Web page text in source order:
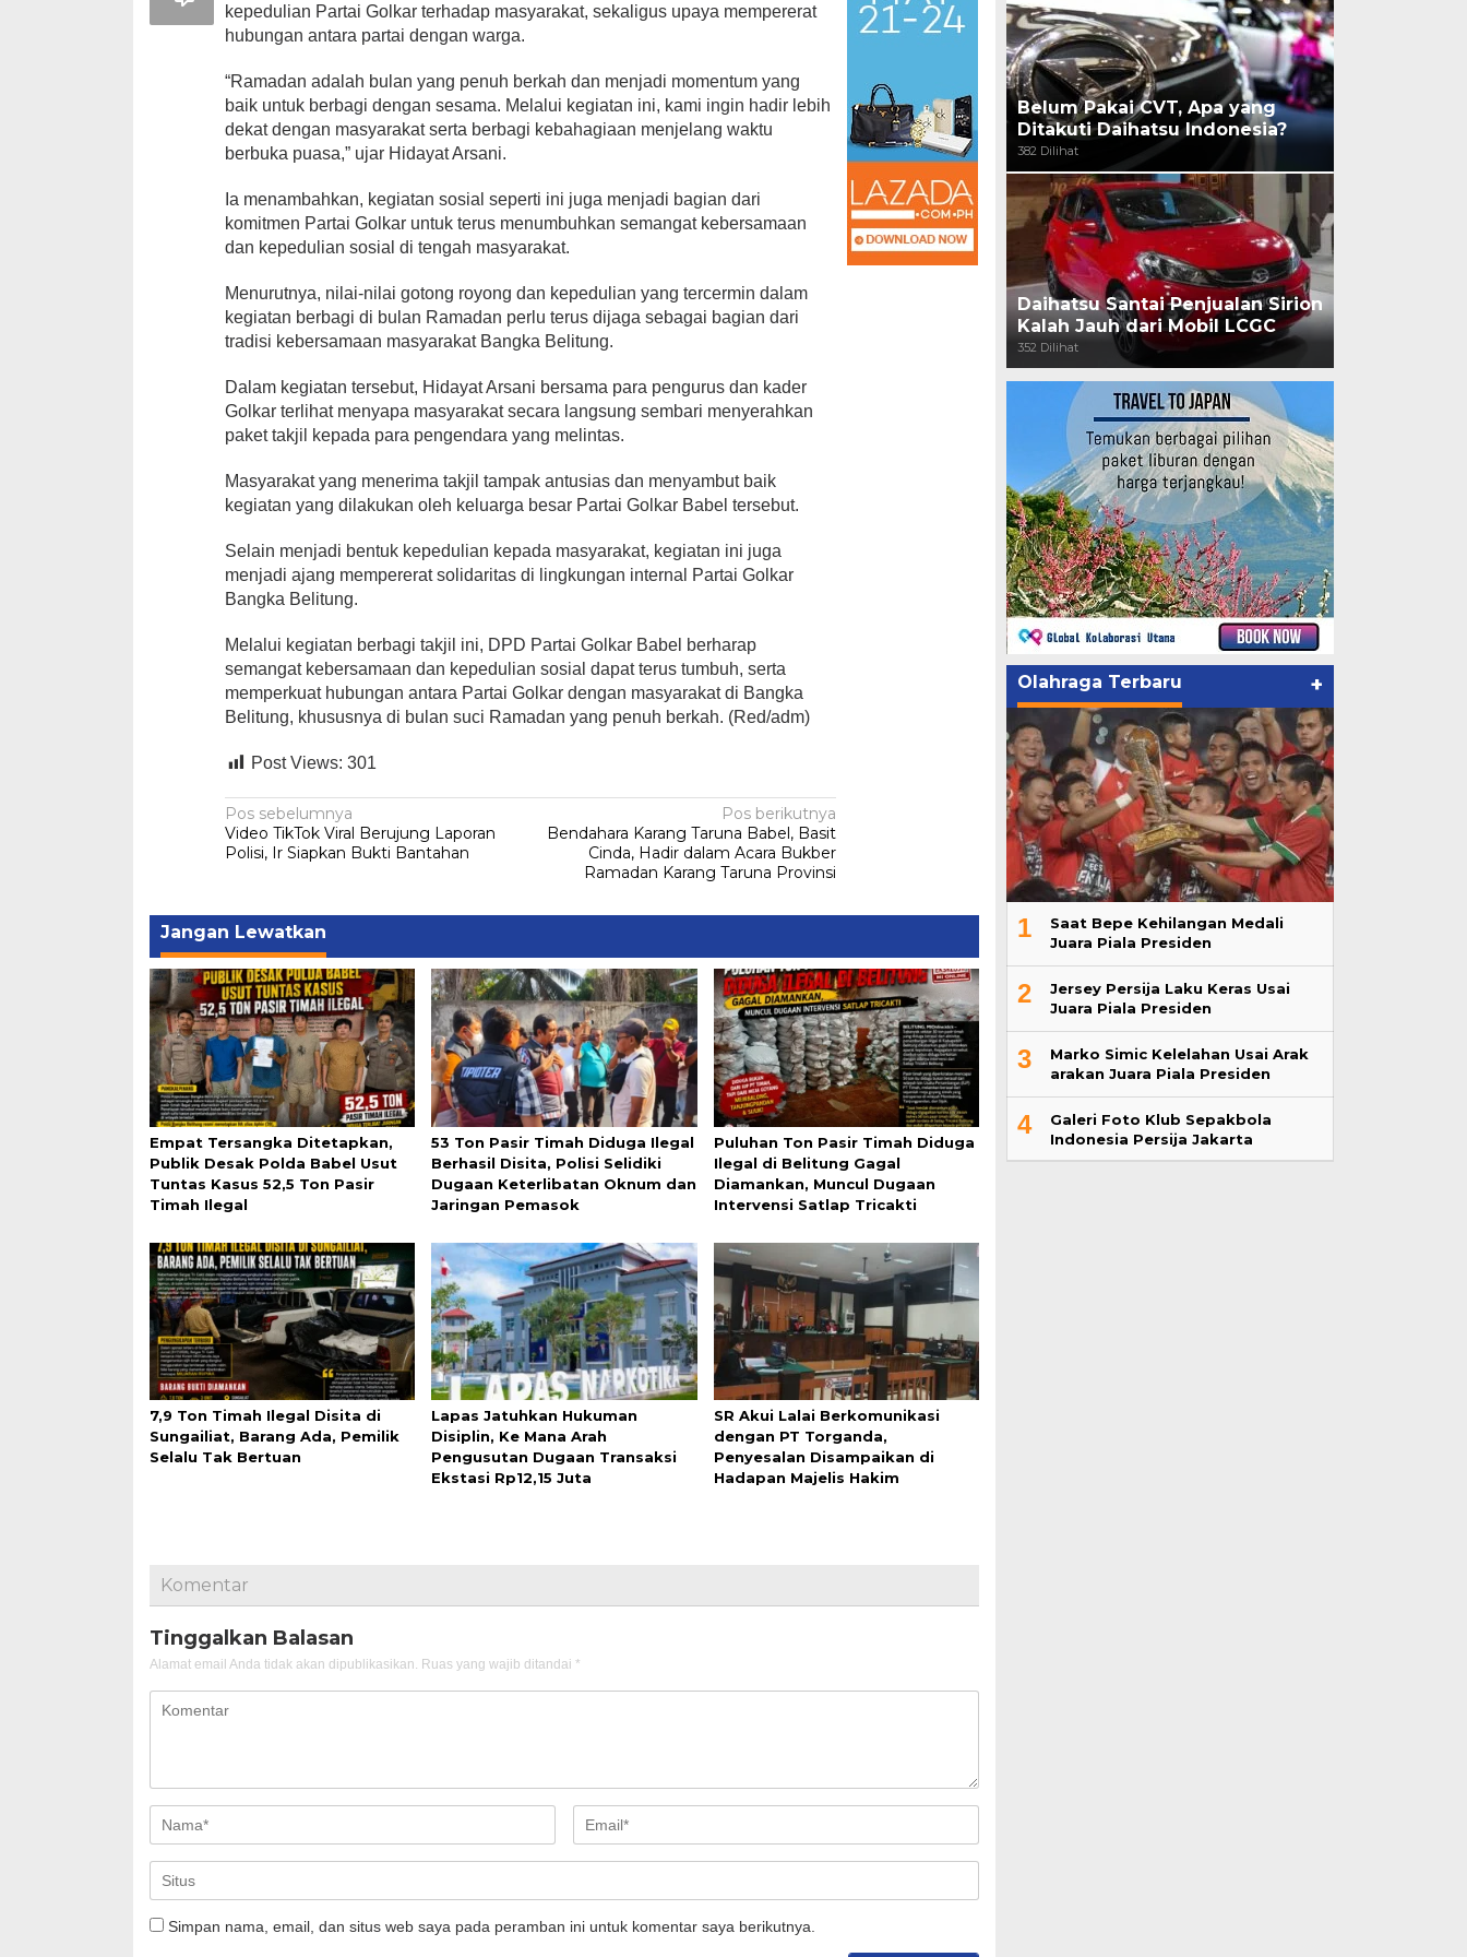
kepedulian Partai Golkar terhadap masyarakat, sekaligus upaya mempererat
hubungan antara partai dengan warga.
“Ramadan adalah bulan yang penuh berkah dan menjadi momentum yang
baik untuk berbagi dengan sesama. Melalui kegiatan ini, kami ingin hadir lebih
dekat dengan masyarakat serta berbagi kebahagiaan menjelang waktu
berbuka puasa,” ujar Hidayat Arsani.
Ia menambahkan, kegiatan sosial seperti ini juga menjadi bagian dari
komitmen Partai Golkar untuk terus menumbuhkan semangat kebersamaan
dan kepedulian sosial di tengah masyarakat.
Menurutnya, nilai-nilai gotong royong dan kepedulian yang tercermin dalam
kegiatan berbagi di bulan Ramadan perlu terus dijaga sebagai bagian dari
tradisi kebersamaan masyarakat Bangka Belitung.
Dalam kegiatan tersebut, Hidayat Arsani bersama para pengurus dan kader
Golkar terlihat menyapa masyarakat secara langsung sembari menyerahkan
paket takjil kepada para pengendara yang melintas.
Masyarakat yang menerima takjil tampak antusias dan menyambut baik
kegiatan yang dilakukan oleh keluarga besar Partai Golkar Babel tersebut.
Selain menjadi bentuk kepedulian kepada masyarakat, kegiatan ini juga
menjadi ajang mempererat solidaritas di lingkungan internal Partai Golkar
Bangka Belitung.
Melalui kegiatan berbagi takjil ini, DPD Partai Golkar Babel berharap
semangat kebersamaan dan kepedulian sosial dapat terus tumbuh, serta
memperkuat hubungan antara Partai Golkar dengan masyarakat di Bangka
Belitung, khususnya di bulan suci Ramadan yang penuh berkah. (Red/adm)
Post Views: 301
Navigasi
pos
Pos sebelumnya
Video TikTok Viral Berujung Laporan
Polisi, Ir Siapkan Bukti Bantahan
Pos berikutnya
Bendahara Karang Taruna Babel, Basit
Cinda, Hadir dalam Acara Bukber
Ramadan Karang Taruna Provinsi
Jangan Lewatkan
Empat Tersangka Ditetapkan,
Publik Desak Polda Babel Usut
Tuntas Kasus 52,5 Ton Pasir
Timah Ilegal
53 Ton Pasir Timah Diduga Ilegal
Berhasil Disita, Polisi Selidiki
Dugaan Keterlibatan Oknum dan
Jaringan Pemasok
Puluhan Ton Pasir Timah Diduga
Ilegal di Belitung Gagal
Diamankan, Muncul Dugaan
Intervensi Satlap Tricakti
7,9 Ton Timah Ilegal Disita di
Sungailiat, Barang Ada, Pemilik
Selalu Tak Bertuan
Lapas Jatuhkan Hukuman
Disiplin, Ke Mana Arah
Pengusutan Dugaan Transaksi
Ekstasi Rp12,15 Juta
SR Akui Lalai Berkomunikasi
dengan PT Torganda,
Penyesalan Disampaikan di
Hadapan Majelis Hakim
Komentar
Tinggalkan Balasan
Alamat email Anda tidak akan dipublikasikan. Ruas yang wajib ditandai *
Simpan nama, email, dan situs web saya pada peramban ini untuk komentar saya berikutnya.
Belum Pakai CVT, Apa yang
Ditakuti Daihatsu Indonesia?
382 Dilihat
Daihatsu Santai Penjualan Sirion
Kalah Jauh dari Mobil LCGC
352 Dilihat
Olahraga Terbaru +
1
Saat Bepe Kehilangan Medali
Juara Piala Presiden
2
Jersey Persija Laku Keras Usai
Juara Piala Presiden
3
Marko Simic Kelelahan Usai Arak
arakan Juara Piala Presiden
4
Galeri Foto Klub Sepakbola
Indonesia Persija Jakarta